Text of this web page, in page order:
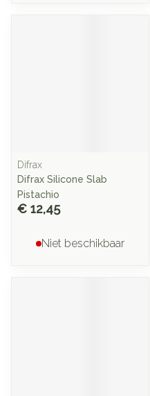
Difrax
Difrax Silicone Slab
Pistachio
€ 12,45
Niet beschikbaar